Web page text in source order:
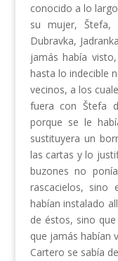
conocido a lo
su mujer,
Dubravka,
jamás había
hasta lo indecible
vecinos, a los
fuera con Štefa
porque se le
sustituyera un
las cartas y lo
buzones no
rascacielos, sino
habían instalado
de éstos, sino
que jamás habían
Cartero se sabía